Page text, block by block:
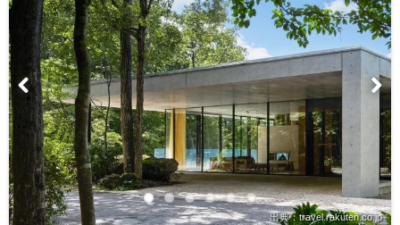
出典：travel.rakuten.co.jp